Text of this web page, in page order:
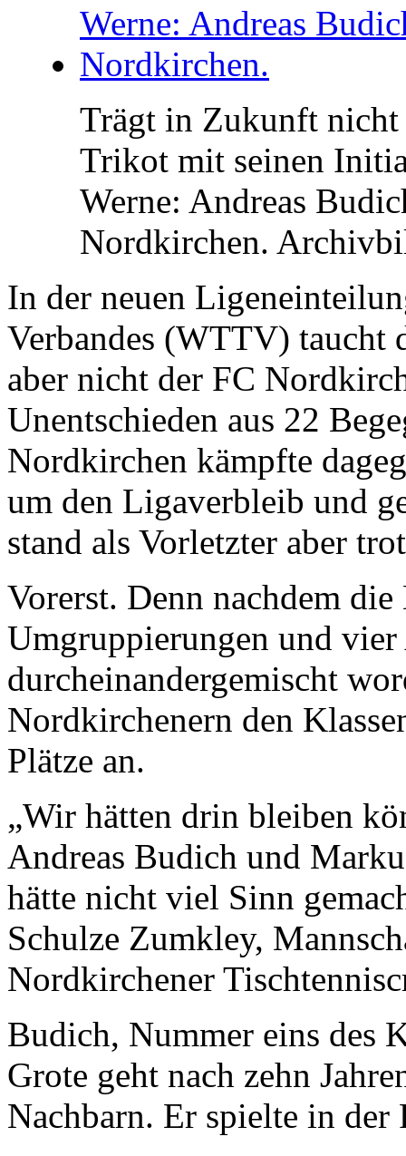
Trägt in Zukunft nicht
Trikot mit seinen
Werne: Andreas
Nordkirchen.
In der neuen
Verbandes (WTTV) taucht
aber nicht der FC
Unentschieden aus 22
Nordkirchen kämpfte
um den Ligaverbleib und
stand als Vorletzter aber
Vorerst. Denn nachdem
Umgruppierungen und
durcheinandergemischt
Nordkirchenern den
Plätze an.
„Wir hätten drin bleiben
Andreas Budich und
hätte nicht viel Sinn
Schulze Zumkley,
Nordkirchener
Budich, Nummer eins des
Grote geht nach zehn
Nachbarn. Er spielte in